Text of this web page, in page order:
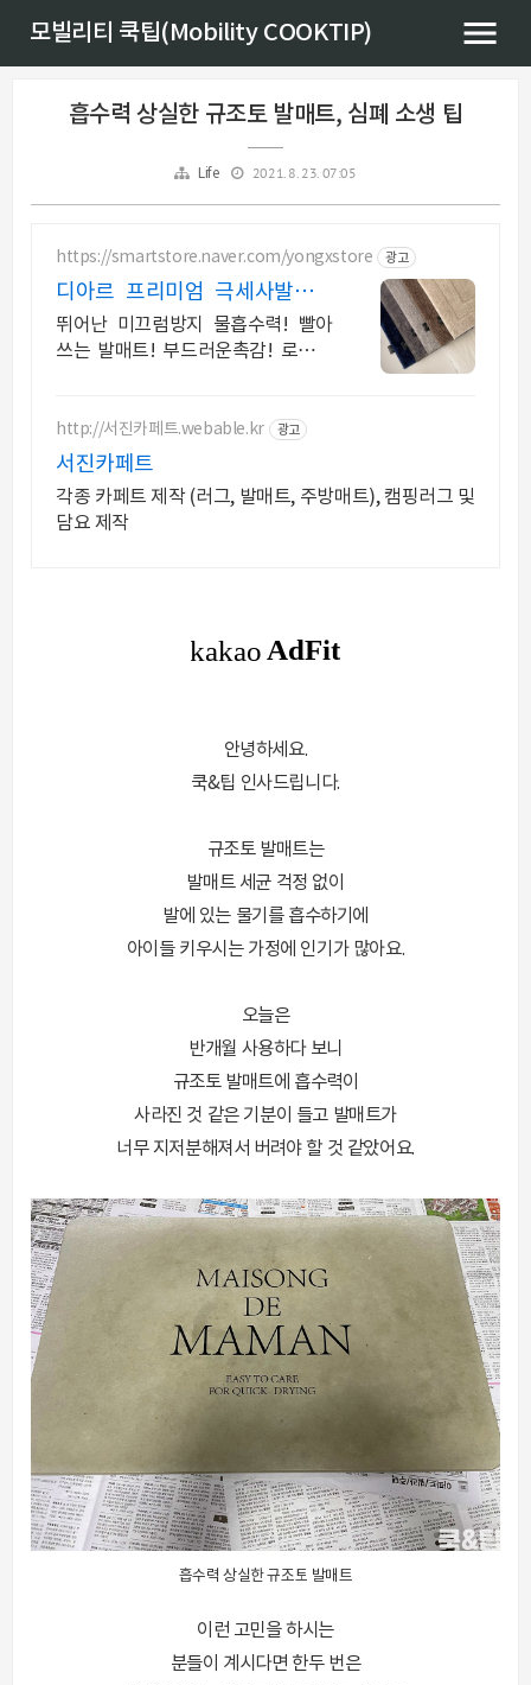
모빌리티 쿡팁(Mobility COOKTIP)
흡수력 상실한 규조토 발매트, 심폐 소생 팁
Life 2021. 8. 23. 07:05
https://smartstore.naver.com/yongxstore 광고
디아르 프리미엄 극세사발매트
뛰어난 미끄럼방지 물흡수력
뛰어난 미끄럼방지 물흡수력! 빨아
쓰는 발매트! 부드러운촉감! 로봇청
http://서진카페트.webable.kr 광고
서진카페트
각종 카페트 제작 (러그, 발매트, 주방매트), 캠핑러그 및
담요 제작
안녕하세요.
쿡&팁 인사드립니다.
규조토 발매트는
발매트 세균 걱정 없이
발에 있는 물기를 흡수하기에
아이들 키우시는 가정에 인기가 많아요.
오늘은
반개월 사용하다 보니
규조토 발매트에 흡수력이
사라진 것 같은 기분이 들고 발매트가
너무 지저분해져서 버려야 할 것 같았어요.
흡수력 상실한 규조토 발매트
이런 고민을 하시는
분들이 계시다면 한두 번은